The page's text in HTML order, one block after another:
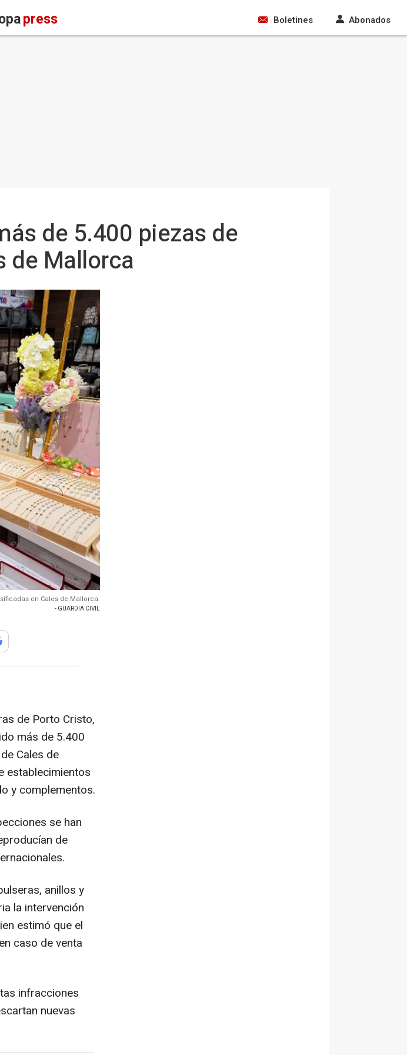
press Boletines Abonados
de 5.400 piezas de
de Mallorca
en Cales de Mallorca.
- GUARDIA CIVIL
de Porto Cristo,
más de 5.400
Cales de
establecimientos
y complementos.
se han
de
anillos y
la intervención
estimó que el
caso de venta
infracciones
nuevas